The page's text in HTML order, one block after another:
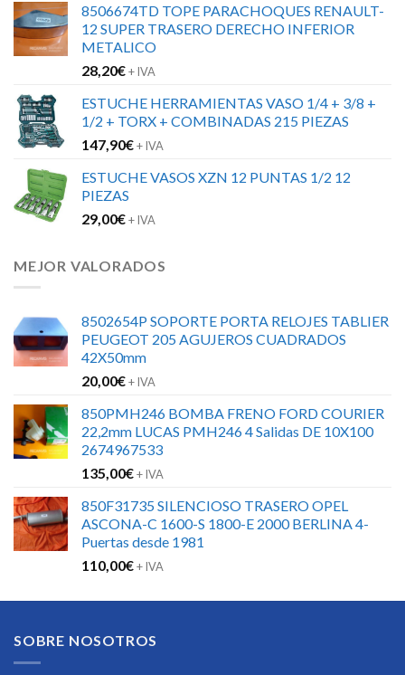
8506674TD TOPE PARACHOQUES RENAULT-
12 SUPER TRASERO DERECHO INFERIOR
METALICO
28,20€+ IVA
ESTUCHE HERRAMIENTAS VASO 1/4 + 3/8 +
1/2 + TORX + COMBINADAS 215 PIEZAS
147,90€+ IVA
ESTUCHE VASOS XZN 12 PUNTAS 1/2 12
PIEZAS
29,00€+ IVA
MEJOR VALORADOS
8502654P SOPORTE PORTA RELOJES TABLIER
PEUGEOT 205 AGUJEROS CUADRADOS
42X50mm
20,00€+ IVA
850PMH246 BOMBA FRENO FORD COURIER
22,2mm LUCAS PMH246 4 Salidas DE 10X100
2674967533
135,00€+ IVA
850F31735 SILENCIOSO TRASERO OPEL
ASCONA-C 1600-S 1800-E 2000 BERLINA 4-
Puertas desde 1981
110,00€+ IVA
SOBRE NOSOTROS